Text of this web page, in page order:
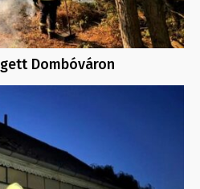
Dombóváron